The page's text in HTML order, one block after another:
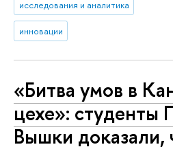
исследования и аналитика
инновации
«Битва умов в
цехе»: студенты
Вышки доказали,